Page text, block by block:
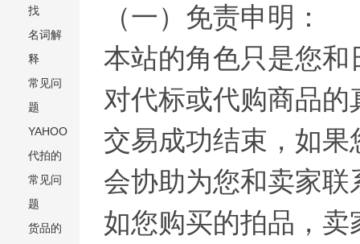
找
名词解
释
常见问
题
YAHOO
代拍的
常见问
题
货品的
（一）免责申明：
本站的角色只是您
对代标或代购商品
交易成功结束，如果
会协助为您和卖家
如您购买的拍品，